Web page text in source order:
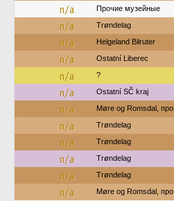
n/a Прочие музейные
n/a Trøndelag
n/a Helgeland Bilruter
n/a Ostatní Liberec
n/a ?
n/a Ostatní SČ kraj
n/a Møre og Romsdal, про
n/a Trøndelag
n/a Trøndelag
n/a Trøndelag
n/a Trøndelag
n/a Møre og Romsdal, про